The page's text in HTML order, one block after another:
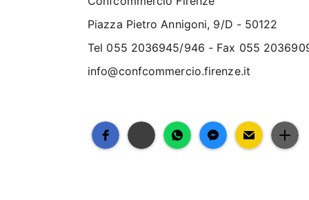
Piazza Pietro Annigoni, 9/D - 50122
Tel 055 2036945/946 - Fax 055
info@confcommercio.firenze.it